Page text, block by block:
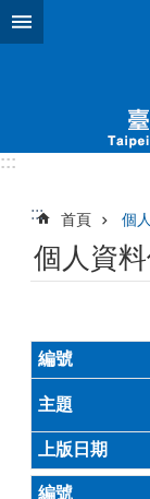
跳到主要內容區塊
:::
::: 首頁 個
個人資